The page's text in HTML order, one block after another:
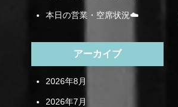
本日の営業・空席状況☁️
アーカイブ
2026年8月
2026年7月